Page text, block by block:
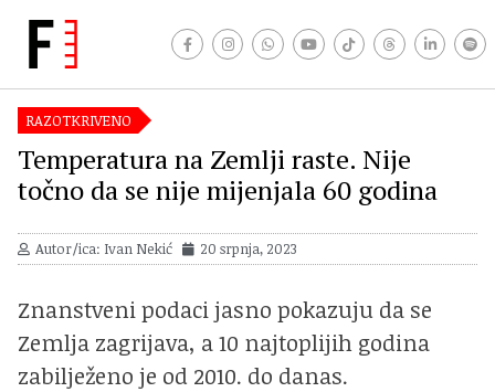
RAZOTKRIVENO
Temperatura na Zemlji raste. Nije
točno da se nije mijenjala 60 godina
Autor/ica: Ivan Nekić 20 srpnja, 2023
Znanstveni podaci jasno pokazuju da se
Zemlja zagrijava, a 10 najtoplijih godina
zabilježeno je od 2010. do danas.